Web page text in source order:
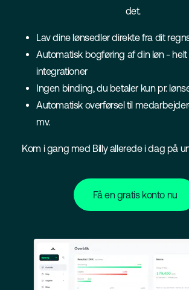
det.
Lav dine lønsedler direkte fra dit
Automatisk bogføring af din løn -
integrationer
Ingen binding, du betaler kun pr.
Automatisk overførsel til
mv.
Kom i gang med Billy allerede i dag på
Få en gratis konto nu